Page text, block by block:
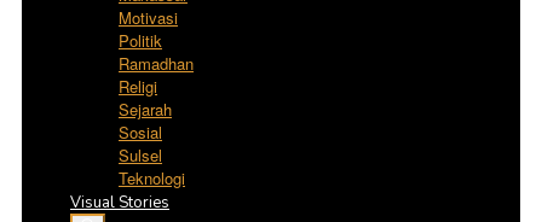
Motivasi
Politik
Ramadhan
Religi
Sejarah
Sosial
Sulsel
Teknologi
Visual Stories